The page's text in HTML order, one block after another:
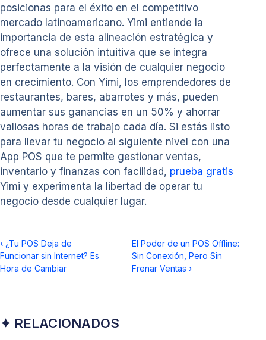
posicionas para el éxito en el competitivo
mercado latinoamericano. Yimi entiende la
importancia de esta alineación estratégica y
ofrece una solución intuitiva que se integra
perfectamente a la visión de cualquier negocio
en crecimiento. Con Yimi, los emprendedores de
restaurantes, bares, abarrotes y más, pueden
aumentar sus ganancias en un 50% y ahorrar
valiosas horas de trabajo cada día. Si estás listo
para llevar tu negocio al siguiente nivel con una
App POS que te permite gestionar ventas,
inventario y finanzas con facilidad, prueba gratis
Yimi y experimenta la libertad de operar tu
negocio desde cualquier lugar.
‹ ¿Tu POS Deja de
Funcionar sin Internet? Es
Hora de Cambiar
El Poder de un POS Offline:
Sin Conexión, Pero Sin
Frenar Ventas ›
✦ RELACIONADOS